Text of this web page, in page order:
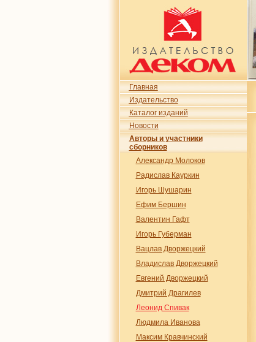
Главная
Издательство
Каталог изданий
Новости
Авторы и участники
сборников
Александр Молоков
Радислав Кауркин
Игорь Шушарин
Ефим Бершин
Валентин Гафт
Игорь Губерман
Вацлав Дворжецкий
Владислав Дворжецкий
Евгений Дворжецкий
Дмитрий Драгилев
Леонид Спивак
Людмила Иванова
Максим Кравчинский